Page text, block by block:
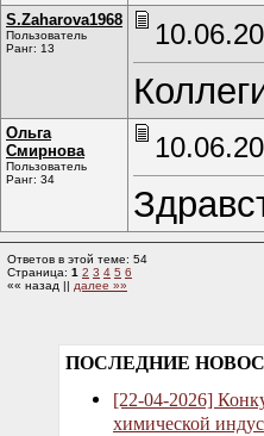
S.Zaharova1968
Пользователь
Ранг: 13
Ольга
Смирнова
Пользователь
Ранг: 34
Ответов в этой теме: 54
Страница: 1 2 3 4 5 6
«« назад || далее »»
ПОСЛЕДНИЕ
[22-04-2026]
химической